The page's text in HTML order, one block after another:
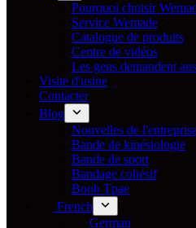
Pourquoi choisir
Service Wemade
Catalogue de produits
Centre de vidéos
Les gens demandent
Visite d'usine
Contacter
Blog
Nouvelles de
Bande de kinésiologie
Bande de sport
Bandage cohésif
Boob Tpae
French
German